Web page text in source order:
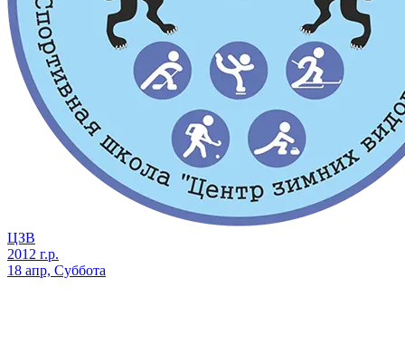
ЦЗВ
2012 г.р.
18 апр, Суббота